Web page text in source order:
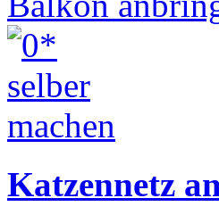
Katzennetz